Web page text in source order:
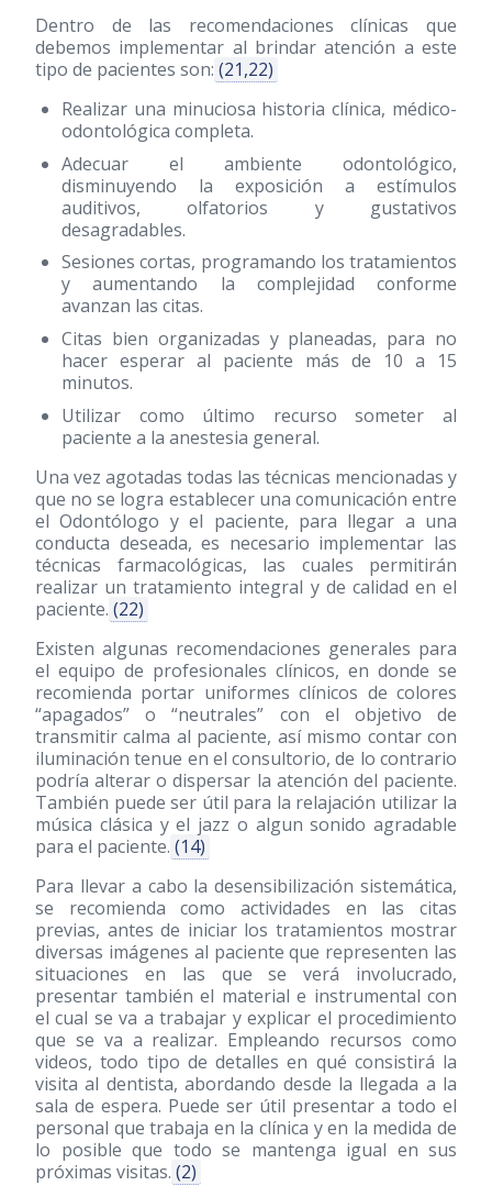
Dentro de las recomendaciones clínicas que
debemos implementar al brindar atención a este
tipo de pacientes son: (21,22)
Realizar una minuciosa historia clínica, médico-
odontológica completa.
Adecuar el ambiente odontológico,
disminuyendo la exposición a estímulos
auditivos, olfatorios y gustativos
desagradables.
Sesiones cortas, programando los tratamientos
y aumentando la complejidad conforme
avanzan las citas.
Citas bien organizadas y planeadas, para no
hacer esperar al paciente más de 10 a 15
minutos.
Utilizar como último recurso someter al
paciente a la anestesia general.
Una vez agotadas todas las técnicas mencionadas y
que no se logra establecer una comunicación entre
el Odontólogo y el paciente, para llegar a una
conducta deseada, es necesario implementar las
técnicas farmacológicas, las cuales permitirán
realizar un tratamiento integral y de calidad en el
paciente. (22)
Existen algunas recomendaciones generales para
el equipo de profesionales clínicos, en donde se
recomienda portar uniformes clínicos de colores
“apagados” o “neutrales” con el objetivo de
transmitir calma al paciente, así mismo contar con
iluminación tenue en el consultorio, de lo contrario
podría alterar o dispersar la atención del paciente.
También puede ser útil para la relajación utilizar la
música clásica y el jazz o algun sonido agradable
para el paciente. (14)
Para llevar a cabo la desensibilización sistemática,
se recomienda como actividades en las citas
previas, antes de iniciar los tratamientos mostrar
diversas imágenes al paciente que representen las
situaciones en las que se verá involucrado,
presentar también el material e instrumental con
el cual se va a trabajar y explicar el procedimiento
que se va a realizar. Empleando recursos como
videos, todo tipo de detalles en qué consistirá la
visita al dentista, abordando desde la llegada a la
sala de espera. Puede ser útil presentar a todo el
personal que trabaja en la clínica y en la medida de
lo posible que todo se mantenga igual en sus
próximas visitas. (2)